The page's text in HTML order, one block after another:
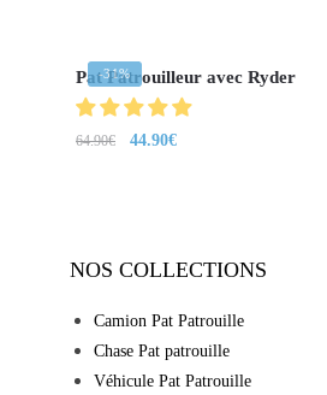
-31%
Pat Patrouilleur avec Ryder
64.90€ 44.90€
NOS COLLECTIONS
Camion Pat Patrouille
Chase Pat patrouille
Véhicule Pat Patrouille